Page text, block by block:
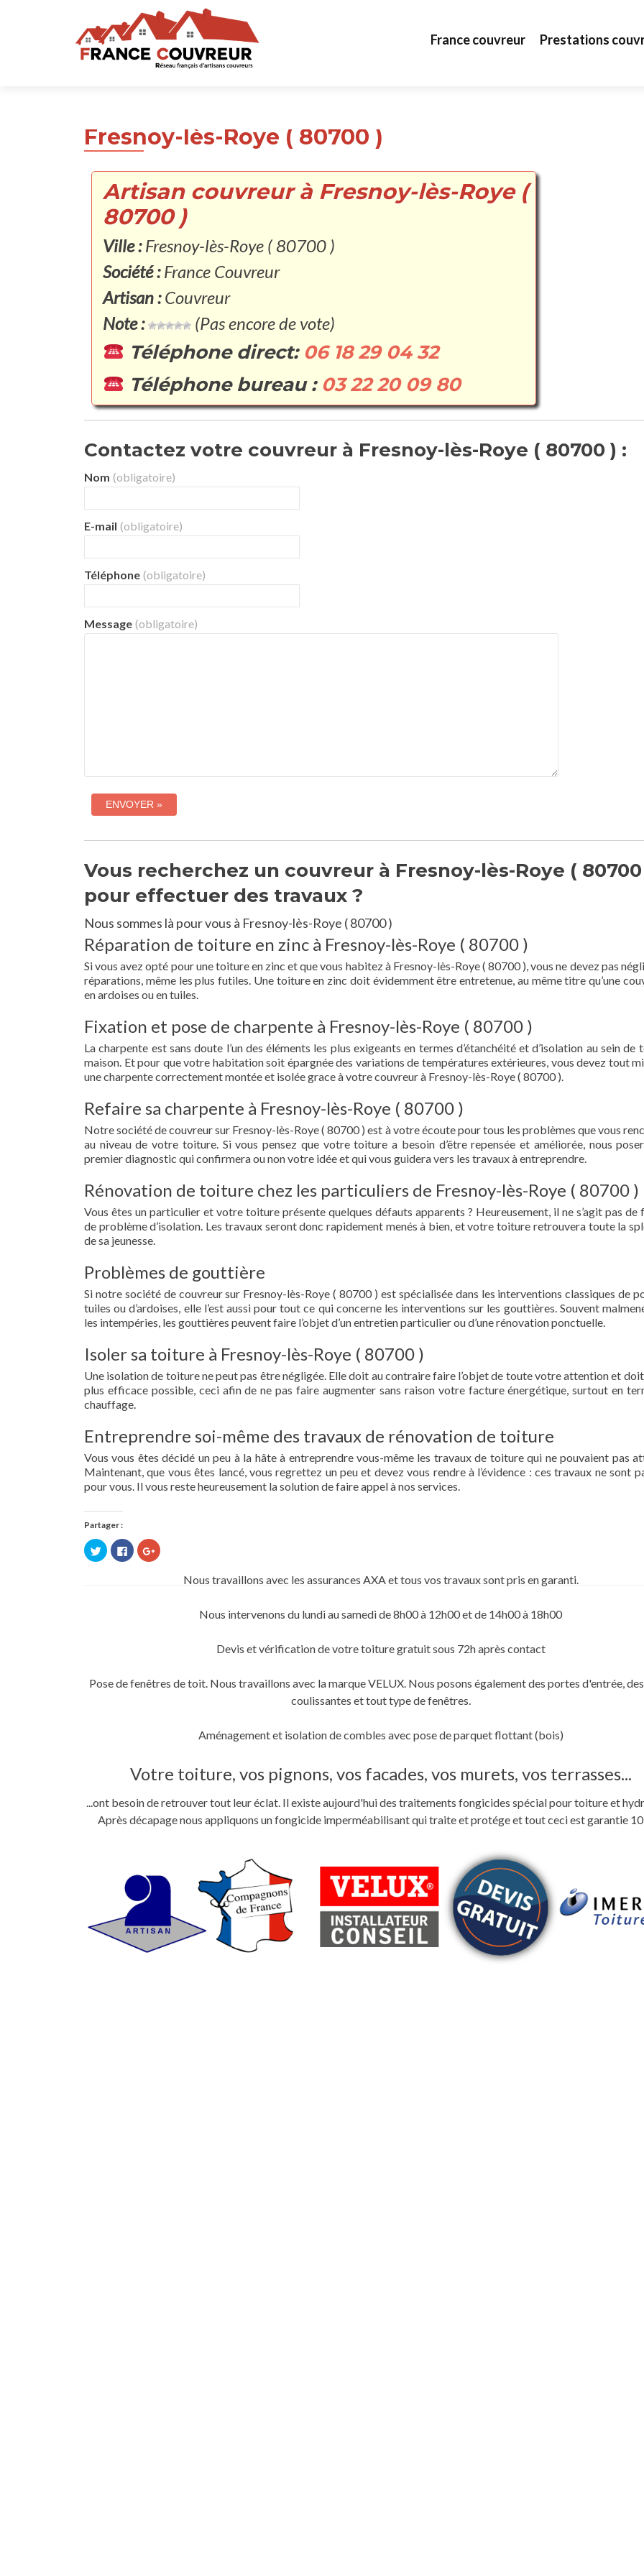
France couvreur Prestations
Fresnoy-lès-Roye ( 80700 )
Artisan couvreur à Fresnoy-lès-Roye (
80700 )
Ville :Fresnoy-lès-Roye ( 80700 )
Société :France Couvreur
Artisan :Couvreur
Note :
(Pas encore de vote)
Téléphone direct: 06 18 29 04 32
Téléphone bureau : 03 22 20 09 80
Contactez votre couvreur à Fresnoy-lès-Roye ( 80700 ) :
Nom (obligatoire)
E-mail (obligatoire)
Téléphone (obligatoire)
Message (obligatoire)
Vous recherchez un couvreur à Fresnoy-lès-Roye ( 80700
pour effectuer des travaux ?
Nous sommes là pour vous à Fresnoy-lès-Roye ( 80700 )
Réparation de toiture en zinc à Fresnoy-lès-Roye ( 80700 )
Si vous avez opté pour une toiture en zinc et que vous habitez à Fresnoy-lès-Roye ( 80700 ), vous ne devez pas
réparations, même les plus futiles. Une toiture en zinc doit évidemment être entretenue, au même titre qu’une
en ardoises ou en tuiles.
Fixation et pose de charpente à Fresnoy-lès-Roye ( 80700 )
La charpente est sans doute l’un des éléments les plus exigeants en termes d’étanchéité et d’isolation au sein de
maison. Et pour que votre habitation soit épargnée des variations de températures extérieures, vous devez tout
une charpente correctement montée et isolée grace à votre couvreur à Fresnoy-lès-Roye ( 80700 ).
Refaire sa charpente à Fresnoy-lès-Roye ( 80700 )
Notre société de couvreur sur Fresnoy-lès-Roye ( 80700 ) est à votre écoute pour tous les problèmes que vous
au niveau de votre toiture. Si vous pensez que votre toiture a besoin d’être repensée et améliorée, nous
premier diagnostic qui confirmera ou non votre idée et qui vous guidera vers les travaux à entreprendre.
Rénovation de toiture chez les particuliers de Fresnoy-lès-Roye ( 80700 )
Vous êtes un particulier et votre toiture présente quelques défauts apparents ? Heureusement, il ne s’agit pas de
de problème d’isolation. Les travaux seront donc rapidement menés à bien, et votre toiture retrouvera toute la
de sa jeunesse.
Problèmes de gouttière
Si notre société de couvreur sur Fresnoy-lès-Roye ( 80700 ) est spécialisée dans les interventions classiques de
tuiles ou d’ardoises, elle l’est aussi pour tout ce qui concerne les interventions sur les gouttières. Souvent
les intempéries, les gouttières peuvent faire l’objet d’un entretien particulier ou d’une rénovation ponctuelle.
Isoler sa toiture à Fresnoy-lès-Roye ( 80700 )
Une isolation de toiture ne peut pas être négligée. Elle doit au contraire faire l’objet de toute votre attention et
plus efficace possible, ceci afin de ne pas faire augmenter sans raison votre facture énergétique, surtout en
chauffage.
Entreprendre soi-même des travaux de rénovation de toiture
Vous vous êtes décidé un peu à la hâte à entreprendre vous-même les travaux de toiture qui ne pouvaient pas
Maintenant, que vous êtes lancé, vous regrettez un peu et devez vous rendre à l’évidence : ces travaux ne sont
pour vous. Il vous reste heureusement la solution de faire appel à nos services.
Partager :
Cliquez
pour
partager
Cliquez
pour
partager
Facebook(ouvre
Cliquez
pour
Google+Nous travaillons avec les assurances AXA et tous vos travaux sont pris en garanti.
Nous intervenons du lundi au samedi de 8h00 à 12h00 et de 14h00 à 18h00
Devis et vérification de votre toiture gratuit sous 72h après contact
Pose de fenêtres de toit. Nous travaillons avec la marque VELUX. Nous posons également des portes d'entrée,
coulissantes et tout type de fenêtres.
Aménagement et isolation de combles avec pose de parquet flottant (bois)
Votre toiture, vos pignons, vos facades, vos murets, vos terrasses...
...ont besoin de retrouver tout leur éclat. Il existe aujourd'hui des traitements fongicides spécial pour toiture et
Après décapage nous appliquons un fongicide imperméabilisant qui traite et protége et tout ceci est garantie 10